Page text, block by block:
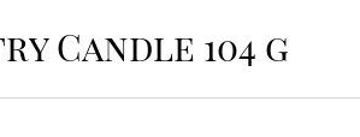
Candle 104 g